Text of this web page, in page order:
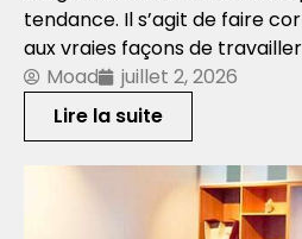
tendance. Il s’agit de faire
aux vraies façons de
Moad
juillet 2, 2026
Lire la suite